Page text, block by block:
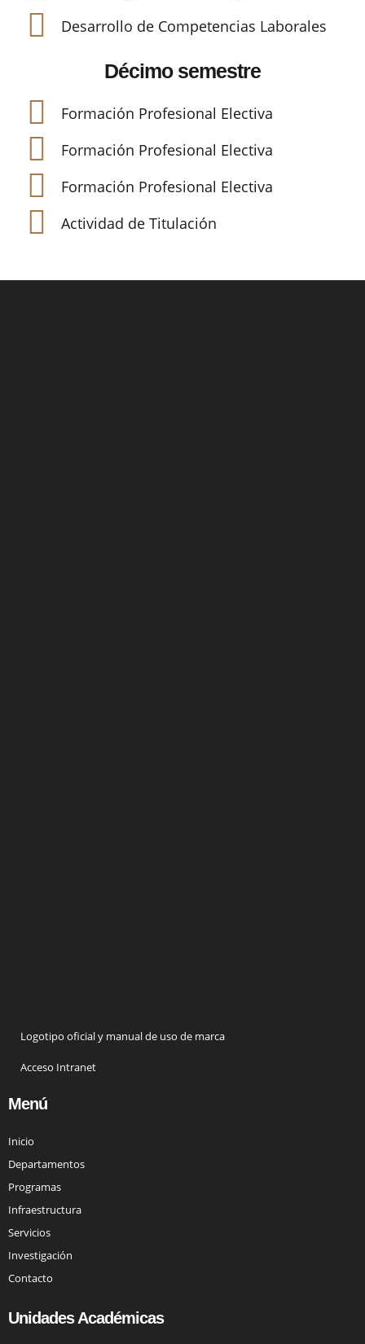
Desarrollo de Competencias Laborales
Décimo semestre
Formación Profesional Electiva
Formación Profesional Electiva
Formación Profesional Electiva
Actividad de Titulación
Logotipo oficial y manual de uso de marca
Acceso Intranet
Menú
Inicio
Departamentos
Programas
Infraestructura
Servicios
Investigación
Contacto
Unidades Académicas